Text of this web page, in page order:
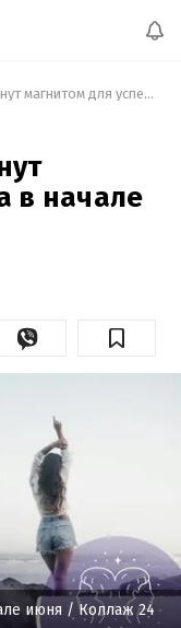
3 знака зодиака станут магнитом для успеха в начале июня
в начале
июня / Коллаж 24